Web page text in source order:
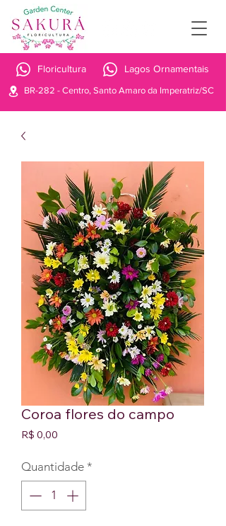
BR-282 - Centro, Santo Amaro da Imperatriz/SC
Floricultura Lagos Ornamentais
Coroa flores do campo
R$ 0,00
Quantidade *